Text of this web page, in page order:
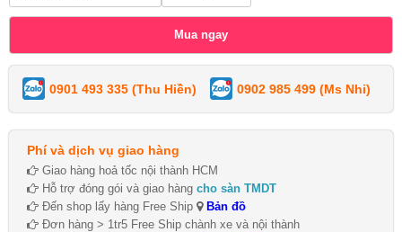
0901 493 335 (Thu Hiền) 0902 985 499 (Ms Nhi)
Phí và dịch vụ giao hàng
Giao hàng hoả tốc nội thành HCM
Hỗ trợ đóng gói và giao hàng cho sàn TMDT
Đến shop lấy hàng Free Ship
Bản đồ
Đơn hàng > 1tr5 Free Ship chành xe và nội thành